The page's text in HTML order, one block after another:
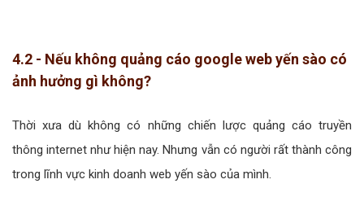
4.2 - Nếu không quảng cáo google web yến sào có
ảnh hưởng gì không?
Thời xưa dù không có những chiến lược quảng cáo truyền
thông internet như hiện nay. Nhưng vẫn có người rất thành công
trong lĩnh vực kinh doanh web yến sào của mình.